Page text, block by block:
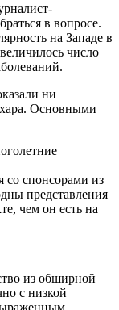
в вопросе.
на Западе в
число
ни
Основными
со спонсорами из
представления
чем он есть на
из обширной
с низкой